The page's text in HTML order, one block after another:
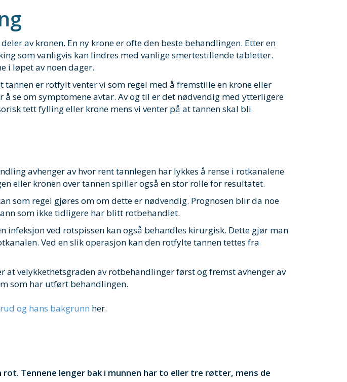
av kronen. En ny krone er ofte den beste behandlingen. Etter en
som vanligvis kan lindres med vanlige smertestillende tabletter.
i løpet av noen dager.
tannen er rotfylt venter vi som regel med å fremstille en krone eller
å se om symptomene avtar. Av og til er det nødvendig med ytterligere
tett fylling eller krone mens vi venter på at tannen skal bli
avhenger av hvor rent tannlegen har lykkes å rense i rotkanalene
eller kronen over tannen spiller også en stor rolle for resultatet.
som regel gjøres om om dette er nødvendig. Prognosen blir da noe
som ikke tidligere har blitt rotbehandlet.
infeksjon ved rotspissen kan også behandles kirurgisk. Dette gjør man
Ved en slik operasjon kan den rotfylte tannen tettes fra
at velykkethetsgraden av rotbehandlinger først og fremst avhenger av
som har utført behandlingen.
og hans bakgrunn her.
rot. Tennene lenger bak i munnen har to eller tre røtter, mens de